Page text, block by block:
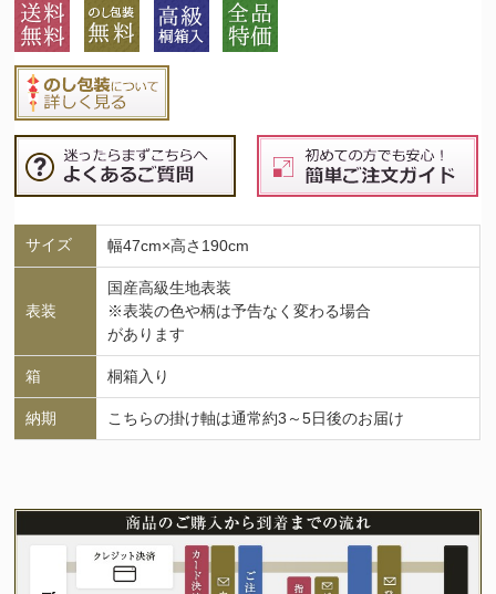
サイズ 幅47cm×高さ190cm
表装
国産高級生地表装
※表装の色や柄は予告なく変わる場合
があります
箱 桐箱入り
納期 こちらの掛け軸は通常約3～5日後のお届け